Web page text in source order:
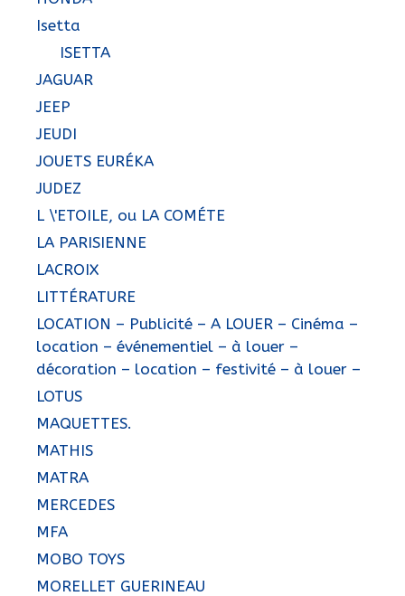
Isetta
ISETTA
JAGUAR
JEEP
JEUDI
JOUETS EURÉKA
JUDEZ
L \'ETOILE, ou LA COMÉTE
LA PARISIENNE
LACROIX
LITTÉRATURE
LOCATION – Publicité – A LOUER – Cinéma –
location – événementiel – à louer –
décoration – location – festivité – à louer –
LOTUS
MAQUETTES.
MATHIS
MATRA
MERCEDES
MFA
MOBO TOYS
MORELLET GUERINEAU